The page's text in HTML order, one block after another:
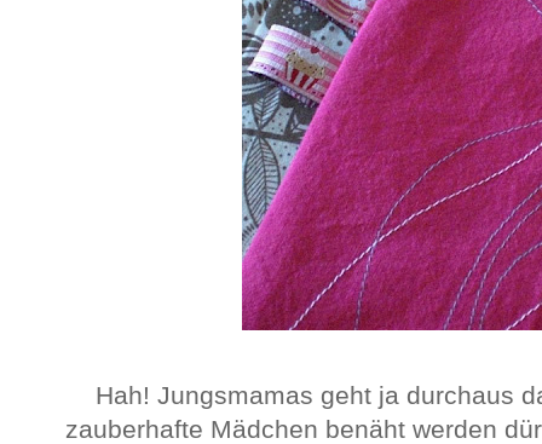
Hah! Jungsmamas geht ja durchaus
zauberhafte Mädchen benäht werden